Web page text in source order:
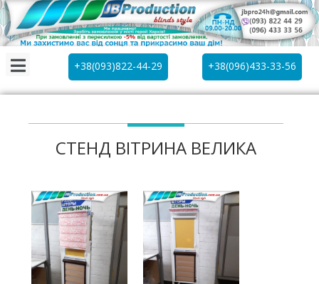
+38(093)822-44-29 +38(096)433-33-56
СТЕНД ВІТРИНА ВЕЛИКА